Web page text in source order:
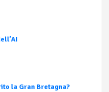
la Gran Bretagna?